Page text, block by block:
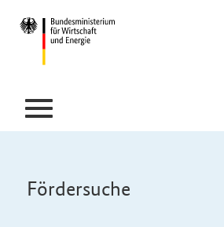
Fördersuche